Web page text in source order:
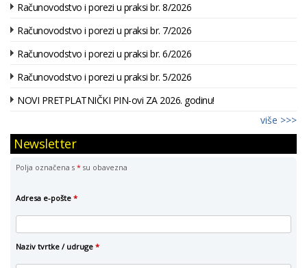
Računovodstvo i porezi u praksi br. 8/2026
Računovodstvo i porezi u praksi br. 7/2026
Računovodstvo i porezi u praksi br. 6/2026
Računovodstvo i porezi u praksi br. 5/2026
NOVI PRETPLATNIČKI PIN-ovi ZA 2026. godinu!
više >>>
Newsletter
Polja označena s * su obavezna
Adresa e-pošte *
Naziv tvrtke / udruge *